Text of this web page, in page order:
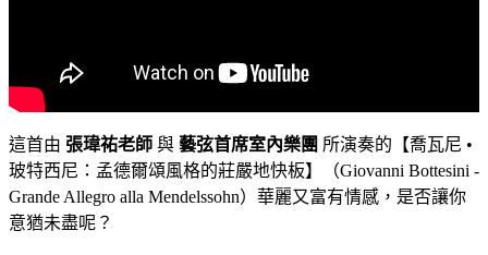
這首由 張瑋祐老師 與 藝弦首席室內樂團 所演奏的【喬瓦尼 •
玻特西尼：孟德爾頌風格的莊嚴地快板】（Giovanni Bottesini -
Grande Allegro alla Mendelssohn）華麗又富有情感，是否讓你
意猶未盡呢？